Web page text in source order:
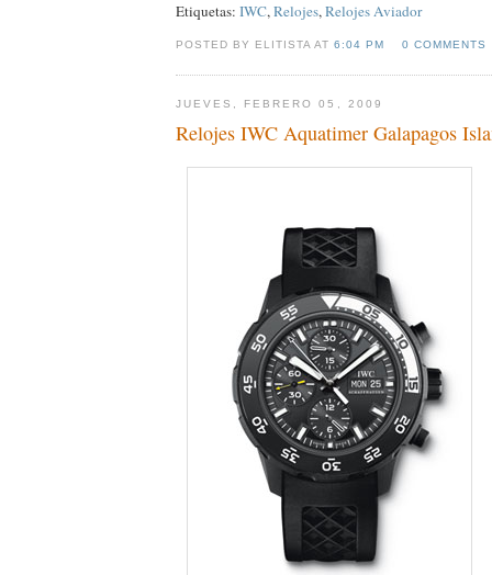
Etiquetas: IWC,Relojes,Relojes Aviador
POSTED BY ELITISTA AT6:04 PM 0 COMMENTS
JUEVES, FEBRERO 05, 2009
Relojes IWC Aquatimer Galapagos